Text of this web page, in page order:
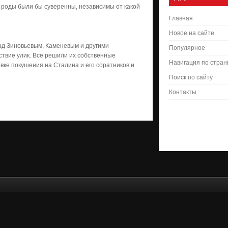
роды были бы суверенны, независимы от какой
Зиновьевым, Каменевым и другими
улик. Всё решили их собственные
покушения на Сталина и его соратников и
Главная
Новое на сайте
Популярное
Навигация по
Поиск по сайту
Контакты